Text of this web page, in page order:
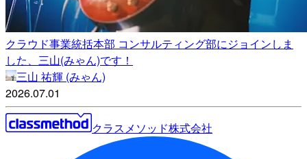
クラウド事業統括本部 コンサルティング部にジョインしま
した、三山(みゃん)です！
三山 祐輝 (みゃん)
2026.07.01
クラスメソッド株式会社